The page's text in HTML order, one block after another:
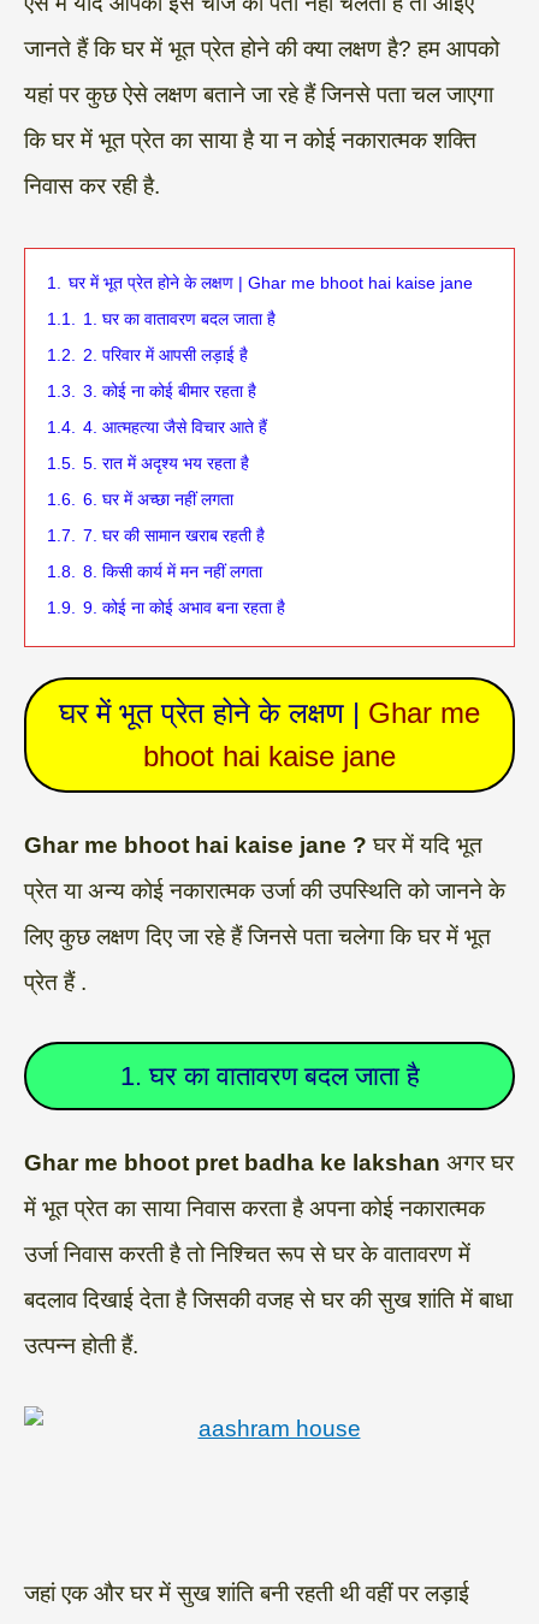
जानते हैं कि घर में भूत प्रेत होने की क्या लक्षण है? हम आपको
यहां पर कुछ ऐसे लक्षण बताने जा रहे हैं जिनसे पता चल जाएगा
कि घर में भूत प्रेत का साया है या न कोई नकारात्मक शक्ति
निवास कर रही है.
1.
घर में भूत प्रेत होने के लक्षण | Ghar me bhoot hai kaise jane
1.1.
1. घर का वातावरण बदल जाता है
1.2.
2. परिवार में आपसी लड़ाई है
1.3.
3. कोई ना कोई बीमार रहता है
1.4.
4. आत्महत्या जैसे विचार आते हैं
1.5.
5. रात में अदृश्य भय रहता है
1.6.
6. घर में अच्छा नहीं लगता
1.7.
7. घर की सामान खराब रहती है
1.8.
8. किसी कार्य में मन नहीं लगता
1.9.
9. कोई ना कोई अभाव बना रहता है
घर में भूत प्रेत होने के लक्षण | Ghar me
bhoot hai kaise jane
Ghar me bhoot hai kaise jane ?घर में यदि भूत
प्रेत या अन्य कोई नकारात्मक उर्जा की उपस्थिति को जानने के
लिए कुछ लक्षण दिए जा रहे हैं जिनसे पता चलेगा कि घर में भूत
प्रेत हैं .
1. घर का वातावरण बदल जाता है
Ghar me bhoot pret badha ke lakshan अगर घर
में भूत प्रेत का साया निवास करता है अपना कोई नकारात्मक
उर्जा निवास करती है तो निश्चित रूप से घर के वातावरण में
बदलाव दिखाई देता है जिसकी वजह से घर की सुख शांति में बाधा
उत्पन्न होती हैं.
जहां एक और घर में सुख शांति बनी रहती थी वहीं पर लड़ाई